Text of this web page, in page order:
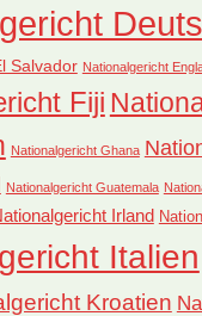
Salvador Nationalgericht
Fiji
Nationalgericht Ghana
Nationalgericht Guatemala
Irland
Italien
Kroatien